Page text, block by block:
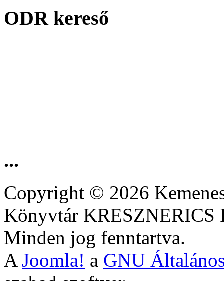
ODR kereső
...
Copyright © 2026
Könyvtár
Minden jog fenntartva.
A Joomla! a GNU